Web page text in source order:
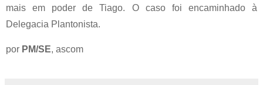
mais em poder de Tiago. O caso foi encaminhado à
Delegacia Plantonista.
por PM/SE, ascom